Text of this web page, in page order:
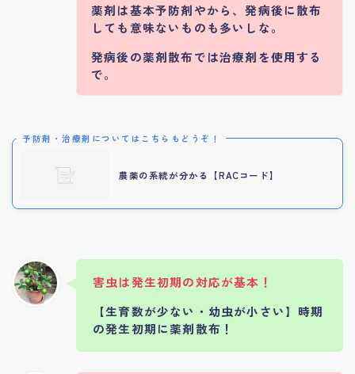
薬剤は基本予防剤やから、発病後に散布
しても意味ないものも多いしな。
発病後の薬剤散布では治療剤を使用する
で。
予防剤・治療剤についてはこちらもどうぞ！
農薬の系統が分かる【RACコード】
害虫は発生初期の対応が基本！
【生育数が少ない・幼虫が小さい】時期
の発生初期に薬剤散布！